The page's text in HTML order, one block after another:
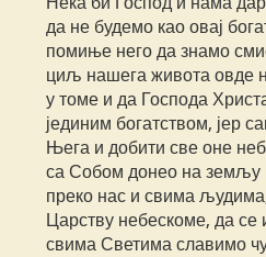
да не будемо као овај
помиње него да знамо
циљ нашега живота овде
у томе и да Господа
јединим богатством, јер
Њега и добити све оне
са Собом донео на земљу
преко нас и свима
Царству небескоме, да
свима Светима славимо